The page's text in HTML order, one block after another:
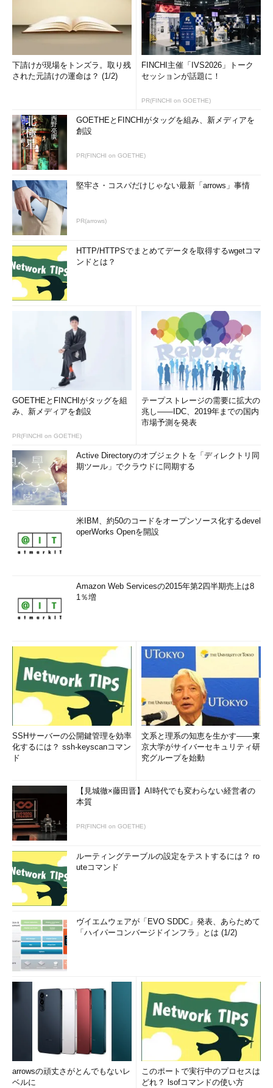
下請けが現場をトンズラ。取り残
された元請けの運命は？ (1/2)
FINCHI主催「IVS2026」トーク
セッションが話題に！
PR(FINCHI on GOETHE)
GOETHEとFINCHIがタッグを組み、新メディアを
創設
PR(FINCHI on GOETHE)
堅牢さ・コスパだけじゃない最新「arrows」事情
PR(arrows)
HTTP/HTTPSでまとめてデータを取得するwgetコマ
ンドとは？
GOETHEとFINCHIがタッグを組
み、新メディアを創設
PR(FINCHI on GOETHE)
テープストレージの需要に拡大の
兆し――IDC、2019年までの国内
市場予測を発表
Active Directoryのオブジェクトを「ディレクトリ同
期ツール」でクラウドに同期する
米IBM、約50のコードをオープンソース化するdevel
operWorks Openを開設
Amazon Web Servicesの2015年第2四半期売上は8
1％増
SSHサーバーの公開鍵管理を効率
化するには？ ssh-keyscanコマン
ド
文系と理系の知恵を生かす――東
京大学がサイバーセキュリティ研
究グループを始動
【見城徹×藤田晋】AI時代でも変わらない経営者の
本質
PR(FINCHI on GOETHE)
ルーティングテーブルの設定をテストするには？ ro
uteコマンド
ヴイエムウェアが「EVO SDDC」発表、あらためて
「ハイパーコンバージドインフラ」とは (1/2)
arrowsの頑丈さがとんでもないレ
ベルに
このポートで実行中のプロセスは
どれ？ lsofコマンドの使い方